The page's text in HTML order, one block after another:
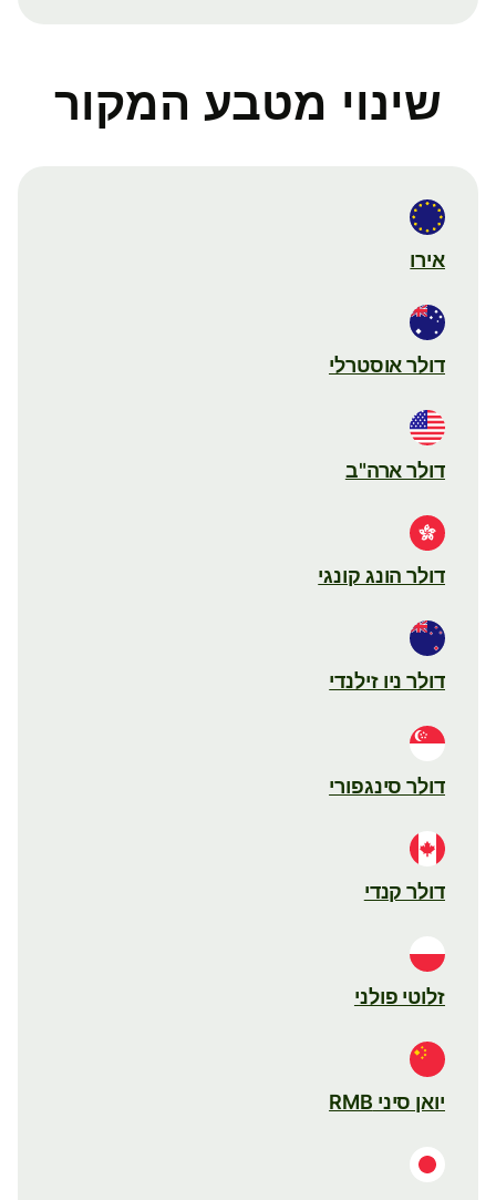
שינוי מטבע המקור
אירו
דולר אוסטרלי
דולר ארה"ב
דולר הונג קונגי
דולר ניו זילנדי
דולר סינגפורי
דולר קנדי
זלוטי פולני
יואן סיני RMB